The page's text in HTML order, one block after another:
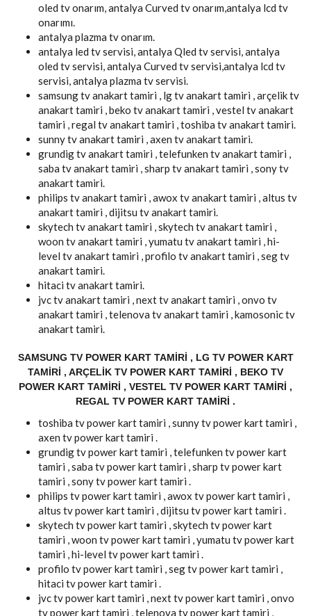
oled tv onarım, antalya Curved tv onarım,antalya lcd tv
onarımı.
antalya plazma tv onarım.
antalya led tv servisi, antalya Qled tv servisi, antalya
oled tv servisi, antalya Curved tv servisi,antalya lcd tv
servisi, antalya plazma tv servisi.
samsung tv anakart tamiri , lg tv anakart tamiri , arçelik tv
anakart tamiri , beko tv anakart tamiri , vestel tv anakart
tamiri , regal tv anakart tamiri , toshiba tv anakart tamiri.
sunny tv anakart tamiri , axen tv anakart tamiri.
grundig tv anakart tamiri , telefunken tv anakart tamiri ,
saba tv anakart tamiri , sharp tv anakart tamiri , sony tv
anakart tamiri.
philips tv anakart tamiri , awox tv anakart tamiri , altus tv
anakart tamiri , dijitsu tv anakart tamiri.
skytech tv anakart tamiri , skytech tv anakart tamiri ,
woon tv anakart tamiri , yumatu tv anakart tamiri , hi-
level tv anakart tamiri , profilo tv anakart tamiri , seg tv
anakart tamiri.
hitaci tv anakart tamiri.
jvc tv anakart tamiri , next tv anakart tamiri , onvo tv
anakart tamiri , telenova tv anakart tamiri , kamosonic tv
anakart tamiri.
SAMSUNG TV POWER KART TAMIRI , LG TV POWER KART
TAMIRI , ARÇELIK TV POWER KART TAMIRI , BEKO TV
POWER KART TAMIRI , VESTEL TV POWER KART TAMIRI ,
REGAL TV POWER KART TAMIRI .
toshiba tv power kart tamiri , sunny tv power kart tamiri ,
axen tv power kart tamiri .
grundig tv power kart tamiri , telefunken tv power kart
tamiri , saba tv power kart tamiri , sharp tv power kart
tamiri , sony tv power kart tamiri .
philips tv power kart tamiri , awox tv power kart tamiri ,
altus tv power kart tamiri , dijitsu tv power kart tamiri .
skytech tv power kart tamiri , skytech tv power kart
tamiri , woon tv power kart tamiri , yumatu tv power kart
tamiri , hi-level tv power kart tamiri .
profilo tv power kart tamiri , seg tv power kart tamiri ,
hitaci tv power kart tamiri .
jvc tv power kart tamiri , next tv power kart tamiri , onvo
tv power kart tamiri , telenova tv power kart tamiri ,